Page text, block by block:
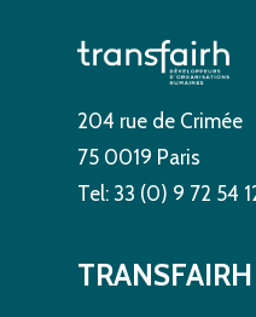
204 rue de Crimée
75 0019 Paris
Tel: 33 (0) 9 72 54
TRANSFAIRH